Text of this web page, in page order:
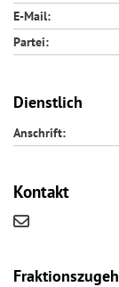
E-Mail:
Partei:
Dienstlich
Anschrift:
Kontakt